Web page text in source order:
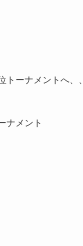
トーナメントへ、、
ナメント